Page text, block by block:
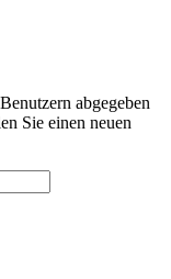
abgegeben
Sie einen neuen